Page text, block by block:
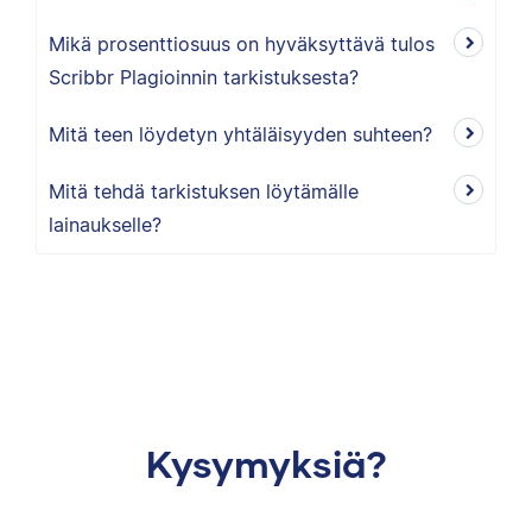
Mikä prosenttiosuus on hyväksyttävä tulos
Scribbr Plagioinnin tarkistuksesta?
Mitä teen löydetyn yhtäläisyyden suhteen?
Mitä tehdä tarkistuksen löytämälle
lainaukselle?
Kysymyksiä?